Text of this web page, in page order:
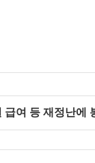
여 등 재정난에